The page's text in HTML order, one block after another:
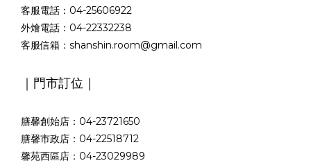
客服電話：04-25606922
外燴電話：04-22332238
客服信箱：shanshin.room@gmail.com
｜門市訂位｜
膳馨創始店：04-23721650
膳馨市政店：04-22518712
馨苑西區店：04-23029989